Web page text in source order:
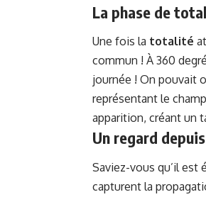
La phase de
Une fois la totalité
commun ! À 360
journée ! On pouvait
représentant le
apparition, créant un
Un regard
Saviez-vous qu’il est
capturent la